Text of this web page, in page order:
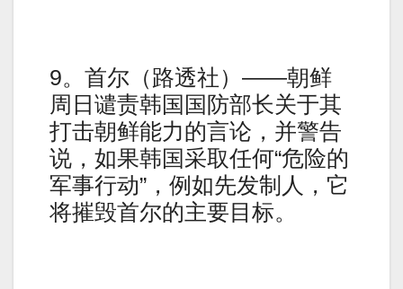
9。首尔（路透社）——朝鲜
周日谴责韩国国防部长关于其
打击朝鲜能力的言论，并警告
说，如果韩国采取任何“危险的
军事行动”，例如先发制人，它
将摧毁首尔的主要目标。